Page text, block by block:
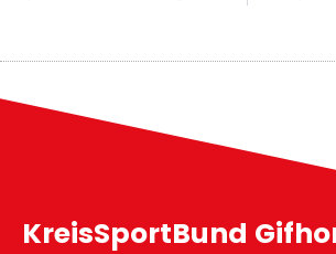
KreisSportBund